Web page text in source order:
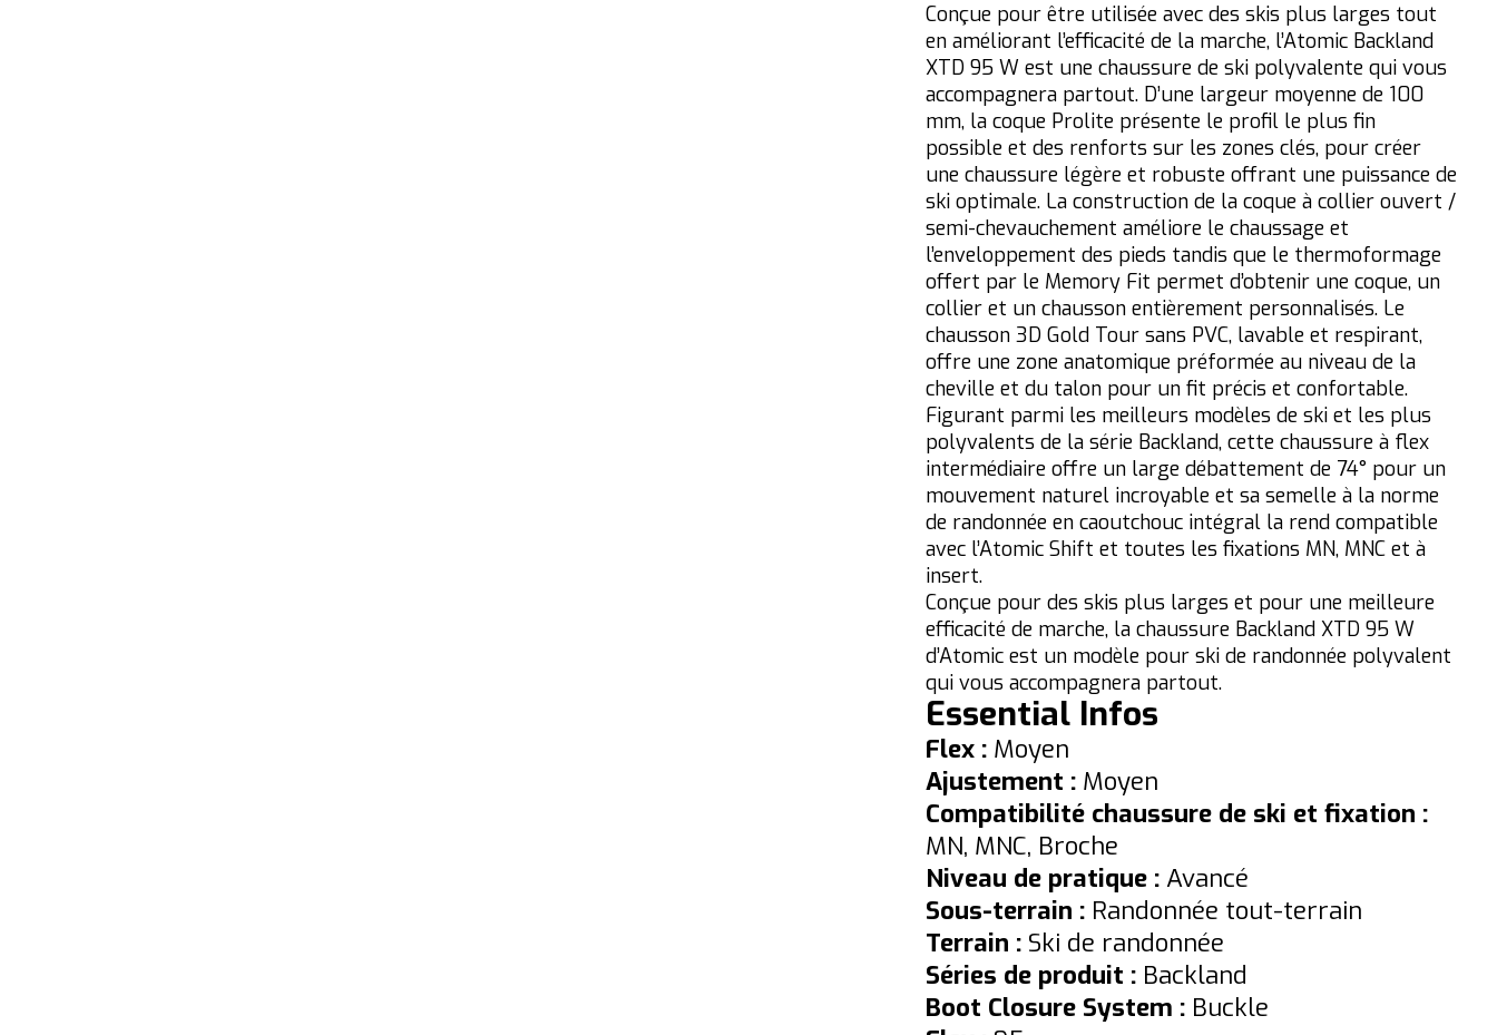
Conçue pour être utilisée avec des skis plus larges tout
en améliorant l’efficacité de la marche, l’Atomic Backland
XTD 95 W est une chaussure de ski polyvalente qui vous
accompagnera partout. D’une largeur moyenne de 100
mm, la coque Prolite présente le profil le plus fin
possible et des renforts sur les zones clés, pour créer
une chaussure légère et robuste offrant une puissance de
ski optimale. La construction de la coque à collier ouvert /
semi-chevauchement améliore le chaussage et
l’enveloppement des pieds tandis que le thermoformage
offert par le Memory Fit permet d’obtenir une coque, un
collier et un chausson entièrement personnalisés. Le
chausson 3D Gold Tour sans PVC, lavable et respirant,
offre une zone anatomique préformée au niveau de la
cheville et du talon pour un fit précis et confortable.
Figurant parmi les meilleurs modèles de ski et les plus
polyvalents de la série Backland, cette chaussure à flex
intermédiaire offre un large débattement de 74° pour un
mouvement naturel incroyable et sa semelle à la norme
de randonnée en caoutchouc intégral la rend compatible
avec l’Atomic Shift et toutes les fixations MN, MNC et à
insert.
Conçue pour des skis plus larges et pour une meilleure
efficacité de marche, la chaussure Backland XTD 95 W
d’Atomic est un modèle pour ski de randonnée polyvalent
qui vous accompagnera partout.
Essential Infos
Flex : Moyen
Ajustement : Moyen
Compatibilité chaussure de ski et fixation :
MN, MNC, Broche
Niveau de pratique : Avancé
Sous-terrain : Randonnée tout-terrain
Terrain : Ski de randonnée
Séries de produit : Backland
Boot Closure System : Buckle